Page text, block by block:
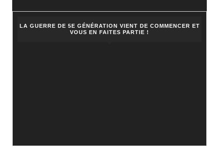
LA GUERRE DE 5E GÉNÉRATION VIENT DE COMMENCER ET
VOUS EN FAITES PARTIE !